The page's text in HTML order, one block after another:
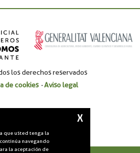
que usted tenga la
navegando
la aceptación de
X
los derechos reservados
de cookies
Aviso legal